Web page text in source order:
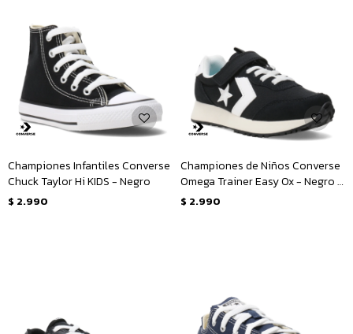
Championes Infantiles Converse
Chuck Taylor Hi KIDS - Negro
$ 2.990
Championes de Niños Converse
Omega Trainer Easy Ox - Negro -
Blanco
$ 2.990